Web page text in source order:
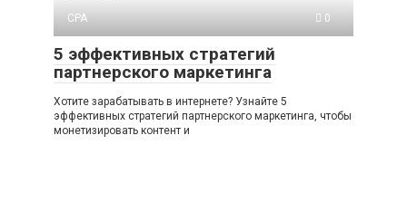
CPA
0
5 эффективных стратегий
партнерского маркетинга
Хотите зарабатывать в интернете? Узнайте 5
эффективных стратегий партнерского маркетинга, чтобы
монетизировать контент и